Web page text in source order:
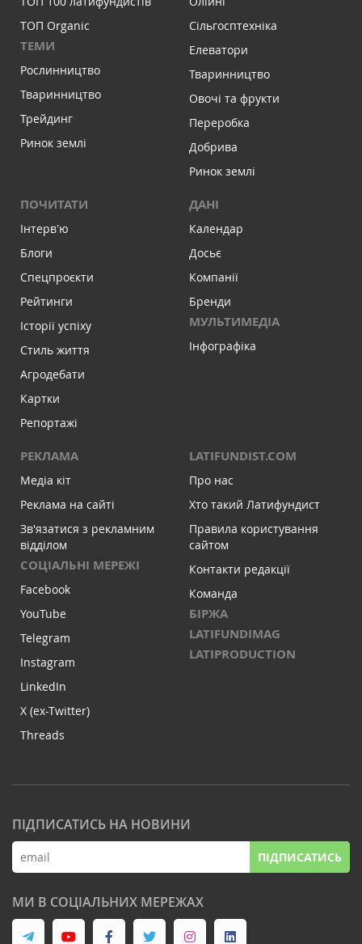
ТОП Organic
ТЕМИ
Рослинництво
Тваринництво
Трейдинг
Ринок землі
Сільгосптехніка
Елеватори
Тваринництво
Овочі та фрукти
Переробка
Добрива
Ринок землі
ПОЧИТАТИ
Інтервʼю
Блоги
Спецпроєкти
Рейтинги
Історії успіху
Стиль життя
Агродебати
Картки
Репортажі
ДАНІ
Календар
Досьє
Компанії
Бренди
МУЛЬТИМЕДІА
Інфографіка
РЕКЛАМА
Медіа кіт
Реклама на сайті
Зв'язатися з рекламним
відділом
СОЦІАЛЬНІ МЕРЕЖІ
Facebook
YouTube
Telegram
Instagram
LinkedIn
X (ex-Twitter)
Threads
LATIFUNDIST.COM
Про нас
Хто такий Латифундист
Правила користування
сайтом
Контакти редакції
Команда
БІРЖА
LATIFUNDIMAG
LATIPRODUCTION
ПІДПИСАТИСЬ НА НОВИНИ
ПІДПИСАТИСЬ
МИ В СОЦІАЛЬНИХ МЕРЕЖАХ